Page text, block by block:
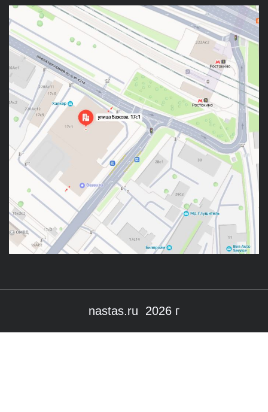
nastas.ru 2026 г